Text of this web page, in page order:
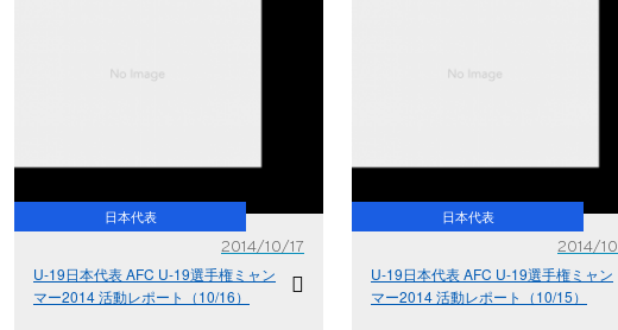
日本代表
2014/10/17
U-19日本代表 AFC U-19選手権ミャン
マー2014 活動レポート（10/16）
日本代表
2014/
U-19日本代表 AFC U-19選手権ミャン
マー2014 活動レポート（10/15）